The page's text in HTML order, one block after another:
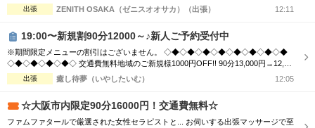
しております(^^♪ TEL070-5654-8310 営業時間;10:00-翌5:00 場所;日本橋、谷九付
近
出張 ZENITH OSAKA（ゼニスオオサカ）（出張） 12:11
19:00〜新規割90分12000～♪新人ご予約受付中
※期間限定メニューの割引はございません。 ◇◆◇◆◇◆◇◆◇◆◇◆◇◆◇◆
◇◆◇◆◇◆◇◆◇ 交通費無料地域のご新規様1000円OFF!! 90分13,000円→12,00
0円 120分16,000円→15,000円 150分20,000円→19,000円 ※指名料別途 ◇◆◇◆◇
◆◇◆◇◆◇◆◇◆◇◆◇◆◇◆◇◆◇◆◇ 市内の交通費を頂く地域のご新規様1
出張 癒し待夢（いやしたいむ） 12:05
☆大阪市内限定90分16000円！交通費無料☆
ファムファタールで厳選された女性セラピストと... お伺いする出張マッサージで至